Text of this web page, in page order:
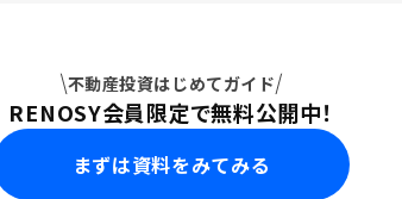
不動産投資はじめてガイド
RENOSY会員限定で無料公開中！
まずは資料をみてみる